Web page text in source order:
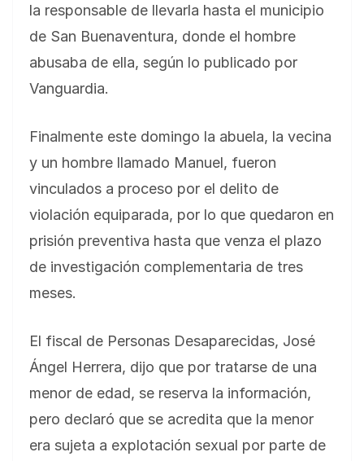
la responsable de llevarla hasta el municipio
de San Buenaventura, donde el hombre
abusaba de ella, según lo publicado por
Vanguardia.
Finalmente este domingo la abuela, la vecina
y un hombre llamado Manuel, fueron
vinculados a proceso por el delito de
violación equiparada, por lo que quedaron en
prisión preventiva hasta que venza el plazo
de investigación complementaria de tres
meses.
El fiscal de Personas Desaparecidas, José
Ángel Herrera, dijo que por tratarse de una
menor de edad, se reserva la información,
pero declaró que se acredita que la menor
era sujeta a explotación sexual por parte de